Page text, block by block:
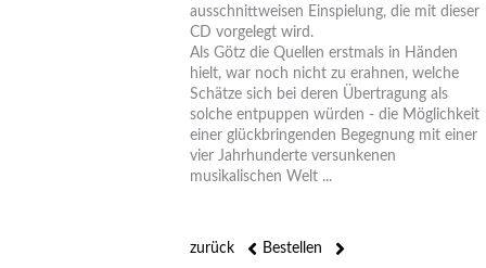
ausschnittweisen Einspielung, die mit dieser
CD vorgelegt wird.
Als Götz die Quellen erstmals in Händen
hielt, war noch nicht zu erahnen, welche
Schätze sich bei deren Übertragung als
solche entpuppen würden - die Möglichkeit
einer glückbringenden Begegnung mit einer
vier Jahrhunderte versunkenen
musikalischen Welt ...
zurück Bestellen